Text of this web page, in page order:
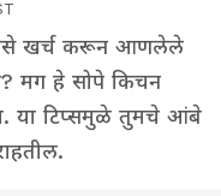
पैसे खर्च करून आणलेले
मग हे सोपे किचन
या टिप्समुळे तुमचे आंबे